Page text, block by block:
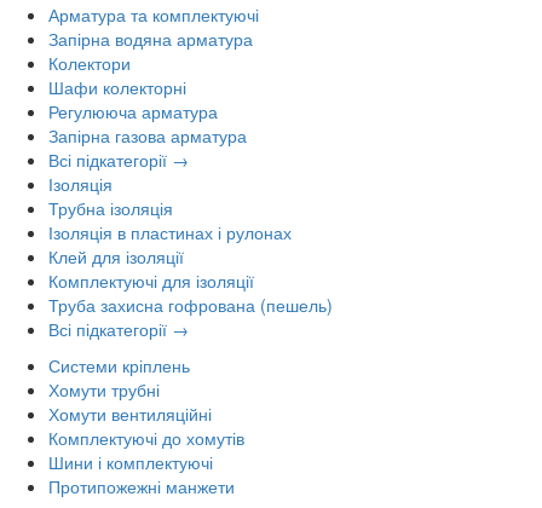
Арматура та комплектуючі
Запірна водяна арматура
Колектори
Шафи колекторні
Регулююча арматура
Запірна газова арматура
Всі підкатегорії →
Ізоляція
Трубна ізоляція
Ізоляція в пластинах і рулонах
Клей для ізоляції
Комплектуючі для ізоляції
Труба захисна гофрована (пешель)
Всі підкатегорії →
Системи кріплень
Хомути трубні
Хомути вентиляційні
Комплектуючі до хомутів
Шини і комплектуючі
Протипожежні манжети